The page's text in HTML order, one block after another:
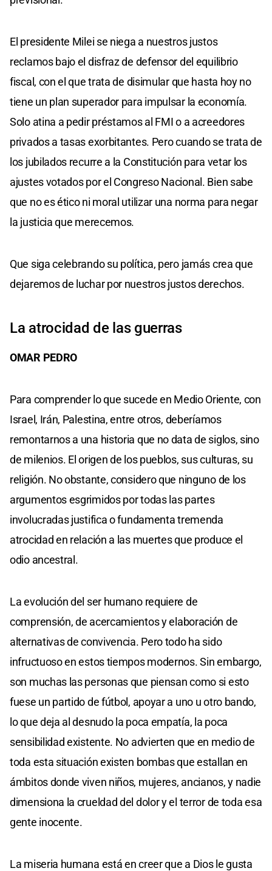
El presidente Milei se niega a nuestros justos
reclamos bajo el disfraz de defensor del equilibrio
fiscal, con el que trata de disimular que hasta hoy no
tiene un plan superador para impulsar la economía.
Solo atina a pedir préstamos al FMI o a acreedores
privados a tasas exorbitantes. Pero cuando se trata de
los jubilados recurre a la Constitución para vetar los
ajustes votados por el Congreso Nacional. Bien sabe
que no es ético ni moral utilizar una norma para negar
la justicia que merecemos.
Que siga celebrando su política, pero jamás crea que
dejaremos de luchar por nuestros justos derechos.
La atrocidad de las guerras
OMAR PEDRO
Para comprender lo que sucede en Medio Oriente, con
Israel, Irán, Palestina, entre otros, deberíamos
remontarnos a una historia que no data de siglos, sino
de milenios. El origen de los pueblos, sus culturas, su
religión. No obstante, considero que ninguno de los
argumentos esgrimidos por todas las partes
involucradas justifica o fundamenta tremenda
atrocidad en relación a las muertes que produce el
odio ancestral.
La evolución del ser humano requiere de
comprensión, de acercamientos y elaboración de
alternativas de convivencia. Pero todo ha sido
infructuoso en estos tiempos modernos. Sin embargo,
son muchas las personas que piensan como si esto
fuese un partido de fútbol, apoyar a uno u otro bando,
lo que deja al desnudo la poca empatía, la poca
sensibilidad existente. No advierten que en medio de
toda esta situación existen bombas que estallan en
ámbitos donde viven niños, mujeres, ancianos, y nadie
dimensiona la crueldad del dolor y el terror de toda esa
gente inocente.
La miseria humana está en creer que a Dios le gusta